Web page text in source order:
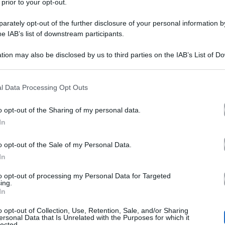
to your opt-out.
opt-out of the further disclosure of your personal information
IAB’s list of downstream participants.
may also be disclosed by us to third parties on the IAB’s List of
including but not limited to your visit or usage behaviour. You may click
to Google and its third-party tags to use your data for below specified
consent section.
Data Processing Opt Outs
opt-out of the Sharing of my personal data.
opt-out of the Sale of my Personal Data.
opt-out of processing my Personal Data for Targeted
opt-out of Collection, Use, Retention, Sale, and/or Sharing
Data that Is Unrelated with the Purposes for which it
Perché Maria De Filippi
di C’è posta per te
è una donna
, e
casi di litigi e incomprensioni tra
la moglie di
addirittura lasciato il suo studio e il